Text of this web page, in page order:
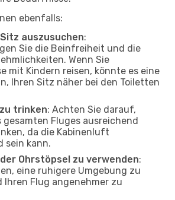
ebenfalls:
auszusuchen:
Sie die Beinfreiheit und die
Wenn Sie
mit Kindern reisen, könnte es eine
Ihren Sitz näher bei den Toiletten
trinken: Achten Sie darauf,
gesamten Fluges ausreichend
da die Kabinenluft
sein kann.
Ohrstöpsel zu verwenden:
eine ruhigere Umgebung zu
Ihren Flug angenehmer zu